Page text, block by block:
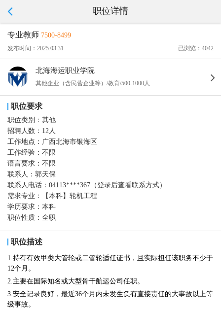
职位详情
专业教师 7500-8499
发布时间：2025.03.31 已浏览：4042
北海海运职业学院
其他企业（含民营企业等）/教育/500-1000人
职位要求
职位类别： 其他
招聘人数： 12人
工作地点： 广西北海市银海区
工作经验： 不限
语言要求： 不限
联系人： 郭天保
联系人电话： 04113****367（登录后查看联系方式）
需求专业：
【本科】轮机工程
学历要求： 本科
职位性质： 全职
职位描述
1.持有有效甲类大管轮或二管轮适任证书，且实际担任该职务不少于
12个月。
2.主要在国际知名或大型骨干航运公司任职。
3.安全记录良好，最近36个月内未发生负有直接责任的大事故以上等
级事故。